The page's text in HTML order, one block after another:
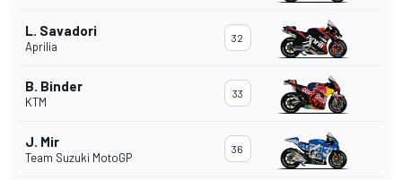
L. Savadori
Aprilia
32
B. Binder
KTM
33
J. Mir
Team Suzuki MotoGP
36